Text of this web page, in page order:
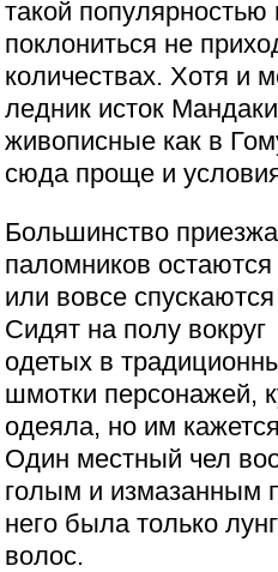
такой
поклониться не
количествах. Хотя и
ледник исток
живописные как в
сюда проще и
Большинство
паломников
или вовсе
Сидят на полу
одетых в
шмотки персонажей,
одеяла, но им
Один местный чел
голым и измазанным
него была только
волос.